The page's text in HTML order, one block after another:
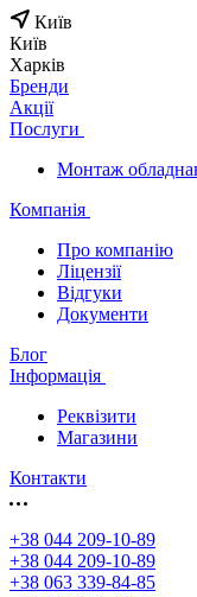
Київ
Київ
Харків
Бренди
Акції
Послуги
Монтаж
Компанія
Про компанію
Ліцензії
Відгуки
Документи
Блог
Інформація
Реквізити
Магазини
Контакти
+38 044 209-10-89
+38 044 209-10-89
+38 063 339-84-85